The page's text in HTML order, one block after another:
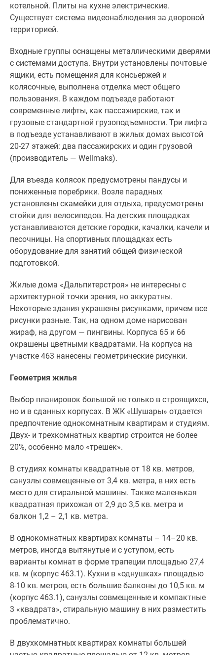
котельной. Плиты на кухне электрические.
Существует система видеонаблюдения за дворовой
территорией.
Входные группы оснащены металлическими дверями
с системами доступа. Внутри установлены почтовые
ящики, есть помещения для консьержей и
колясочные, выполнена отделка мест общего
пользования. В каждом подъезде работают
современные лифты, как пассажирские, так и
грузовые стандартной грузоподъемности. Три лифта
в подъезде устанавливают в жилых домах высотой
20-27 этажей: два пассажирских и один грузовой
(производитель — Wellmaks).
Для въезда колясок предусмотрены пандусы и
пониженные поребрики. Возле парадных
установлены скамейки для отдыха, предусмотрены
стойки для велосипедов. На детских площадках
устанавливаются детские городки, качалки, качели и
песочницы. На спортивных площадках есть
оборудование для занятий общей физической
подготовкой.
Жилые дома «Дальпитерстроя» не интересны с
архитектурной точки зрения, но аккуратны.
Некоторые здания украшены рисунками, причем все
рисунки разные. Так, на одном доме нарисован
жираф, на другом — пингвины. Корпуса 65 и 66
окрашены цветными квадратами. На корпуса на
участке 463 нанесены геометрические рисунки.
Геометрия жилья
Выбор планировок большой не только в строящихся,
но и в сданных корпусах. В ЖК «Шушары» отдается
предпочтение однокомнатным квартирам и студиям.
Двух- и трехкомнатных квартир строится не более
20%, особенно мало «трешек».
В студиях комнаты квадратные от 18 кв. метров,
санузлы совмещенные от 3,4 кв. метра, в них есть
место для стиральной машины. Также маленькая
квадратная прихожая от 2,9 до 3,5 кв. метра и
балкон 1,2 – 2,1 кв. метра.
В однокомнатных квартирах комнаты – 14–20 кв.
метров, иногда вытянутые и с уступом, есть
варианты комнат в форме трапеции площадью 27,4
кв. м (корпус 463.1). Кухни в «однушках» площадью
8-10 кв. метров, есть большие балконы до 10,5 кв. м
(корпус 463.1), санузлы совмещенные и компактные
3 «квадрата», стиральную машину в них разместить
проблематично.
В двухкомнатных квартирах комнаты большей